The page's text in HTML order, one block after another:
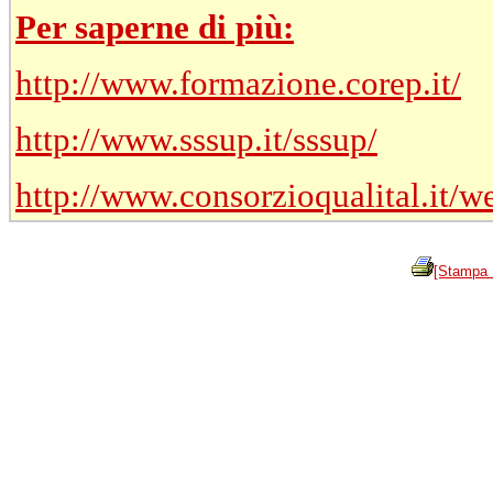
Per saperne di più:
http://www.formazione.corep.it/
http://www.sssup.it/sssup/
http://www.consorzioqualital.it/
[Stampa